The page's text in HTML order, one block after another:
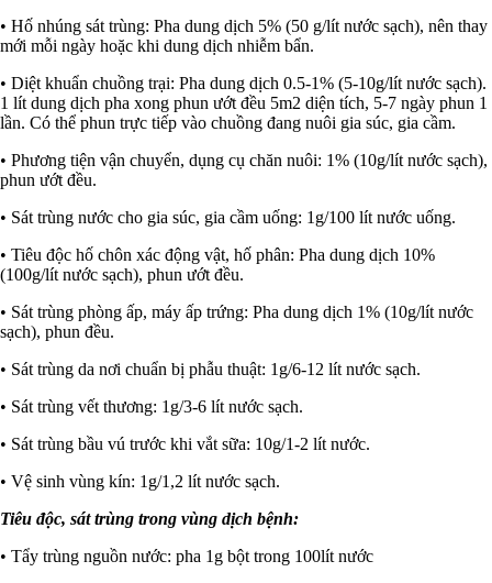
• Hố nhúng sát trùng: Pha dung dịch 5% (50 g/lít nước sạch), nên thay
mới mỗi ngày hoặc khi dung dịch nhiễm bẩn.
• Diệt khuẩn chuồng trại: Pha dung dịch 0.5-1% (5-10g/lít nước sạch).
1 lít dung dịch pha xong phun ướt đều 5m2 diện tích, 5-7 ngày phun 1
lần. Có thể phun trực tiếp vào chuồng đang nuôi gia súc, gia cầm.
• Phương tiện vận chuyển, dụng cụ chăn nuôi: 1% (10g/lít nước sạch),
phun ướt đều.
• Sát trùng nước cho gia súc, gia cầm uống: 1g/100 lít nước uống.
• Tiêu độc hố chôn xác động vật, hố phân: Pha dung dịch 10%
(100g/lít nước sạch), phun ướt đều.
• Sát trùng phòng ấp, máy ấp trứng: Pha dung dịch 1% (10g/lít nước
sạch), phun đều.
• Sát trùng da nơi chuẩn bị phẫu thuật: 1g/6-12 lít nước sạch.
• Sát trùng vết thương: 1g/3-6 lít nước sạch.
• Sát trùng bầu vú trước khi vắt sữa: 10g/1-2 lít nước.
• Vệ sinh vùng kín: 1g/1,2 lít nước sạch.
Tiêu độc, sát trùng trong vùng dịch bệnh:
• Tẩy trùng nguồn nước: pha 1g bột trong 100lít nước